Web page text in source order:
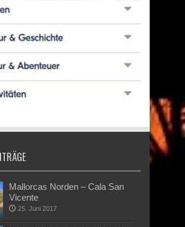
Mallorcas Norden – Cala San
Vicente
25. Juni 2017